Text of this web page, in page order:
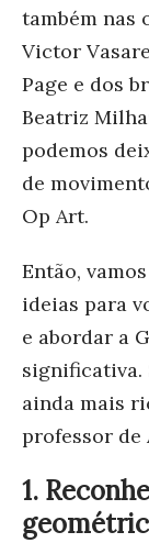
também nas
Victor
Page e dos
Beatriz
podemos
de
Op Art.
Então,
ideias para
e abordar a
significativa.
ainda mais
professor de
1.